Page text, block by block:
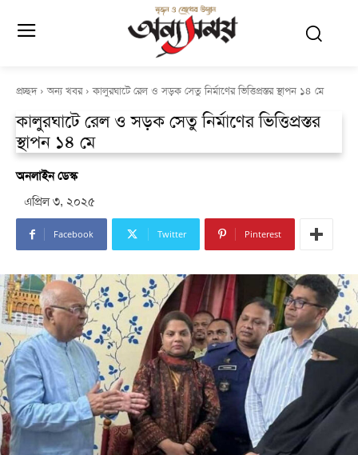
প্রচ্ছদ অন্য খবর কালুরঘাটে রেল ও সড়ক সেতু নির্মাণের ভিত্তিপ্রস্তর স্থাপন ১৪ মে
কালুরঘাটে রেল ও সড়ক সেতু নির্মাণের ভিত্তিপ্রস্তর
স্থাপন ১৪ মে
অনলাইন ডেস্ক
এপ্রিল ৩, ২০২৫
Facebook Twitter Pinterest